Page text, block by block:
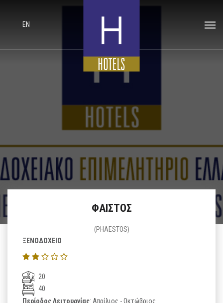
EN
ΦΑΙΣΤΟΣ
(PHAESTOS)
ΞΕΝΟΔΟΧΕΙΟ
20
40
Περίοδος Λειτουργίας: Απρίλιος - Οκτώβριος